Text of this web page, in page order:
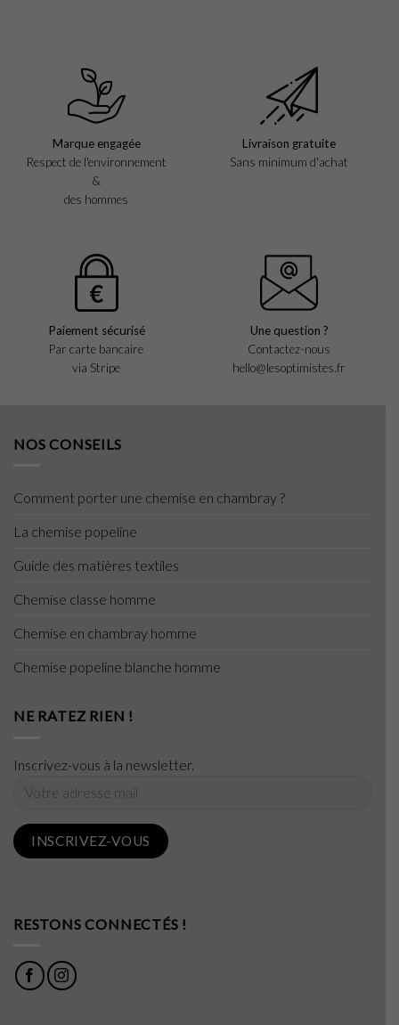
Marque engagée
Respect de l'environnement
&
des hommes
Livraison gratuite
Sans minimum d'achat
Paiement sécurisé
Par carte bancaire
via Stripe
Une question ?
Contactez-nous
hello@lesoptimistes.fr
NOS CONSEILS
Comment porter une chemise en chambray ?
La chemise popeline
Guide des matières textiles
Chemise classe homme
Chemise en chambray homme
Chemise popeline blanche homme
NE RATEZ RIEN !
Inscrivez-vous à la newsletter.
RESTONS CONNECTÉS !